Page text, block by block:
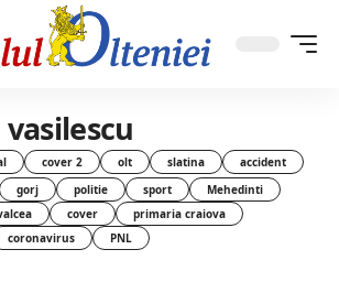
cover 2 olt slatina
accident
gorj politie sport
Mehedinti
cover
primaria craiova
coronavirus PNL